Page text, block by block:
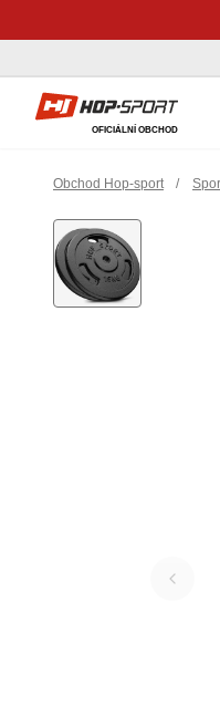
Hop-Sport.cz
OFICIÁLNÍ OBCHOD
Obchod Hop-sport /